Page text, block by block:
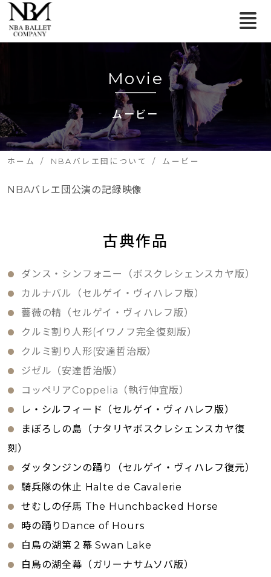
Movie
ムービー
ホーム NBAバレエ団について ムービー
NBAバレエ団公演の記録映像
古典作品
ダンス・シンフォニー（ボスクレシェンスカヤ版）
カルナバル（セルゲイ・ヴィハレフ版）
薔薇の精（セルゲイ・ヴィハレフ版）
クルミ割り人形(イワノフ完全復刻版）
クルミ割り人形(安達哲治版）
ジゼル（安達哲治版）
コッペリアCoppelia（執行伸宜版）
レ・シルフィード（セルゲイ・ヴィハレフ版）
まぼろしの島（ナタリヤボスクレシェンスカヤ復
刻）
ダッタンジンの踊り（セルゲイ・ヴィハレフ復元）
騎兵隊の休止 Halte de Cavalerie
せむしの仔馬 The Hunchbacked Horse
時の踊りDance of Hours
白鳥の湖第２幕 Swan Lake
白鳥の湖全幕（ガリーナサムソバ版）